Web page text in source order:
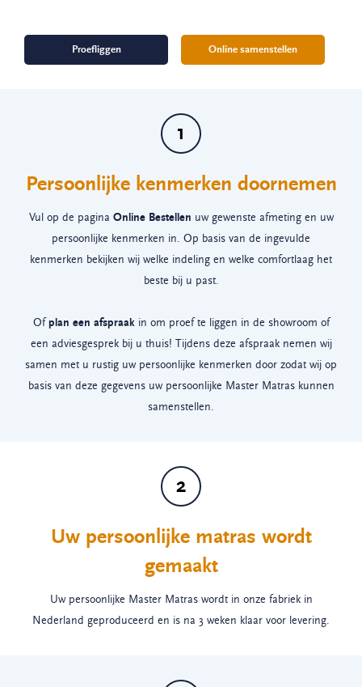
Proefliggen Online samenstellen
1
Persoonlijke kenmerken doornemen
Vul op de pagina Online Bestellen uw gewenste afmeting en uw
persoonlijke kenmerken in. Op basis van de ingevulde
kenmerken bekijken wij welke indeling en welke comfortlaag het
beste bij u past.
Of plan een afspraakin om proef te liggen in de showroom of
een adviesgesprek bij u thuis! Tijdens deze afspraak nemen wij
samen met u rustig uw persoonlijke kenmerken door zodat wij op
basis van deze gegevens uw persoonlijke Master Matras kunnen
samenstellen.
2
Uw persoonlijke matras wordt
gemaakt
Uw persoonlijke Master Matras wordt in onze fabriek in
Nederland geproduceerd en is na 3 weken klaar voor levering.